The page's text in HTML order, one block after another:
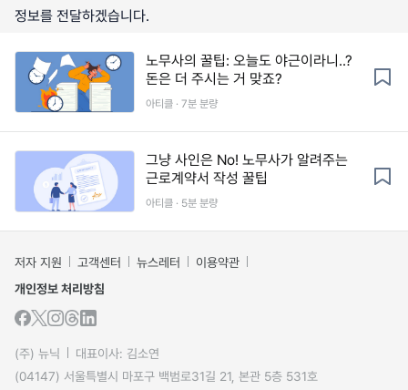
정보를 전달하겠습니다.
노무사의 꿀팁: 오늘도 야근이라니..?
돈은 더 주시는 거 맞죠?
아티클 · 7분 분량
그냥 사인은 No! 노무사가 알려주는
근로계약서 작성 꿀팁
아티클 · 5분 분량
저자 지원 고객센터 뉴스레터
이용약관
개인정보 처리방침
(주) 뉴닉
대표이사: 김소연
(04147) 서울특별시 마포구 백범로31길 21, 본관 5층 531호